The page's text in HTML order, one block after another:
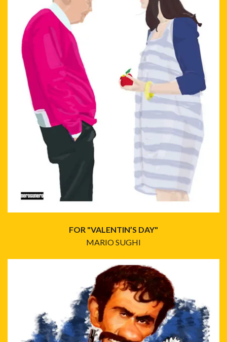
FOR "VALENTIN’S DAY"
MARIO SUGHI